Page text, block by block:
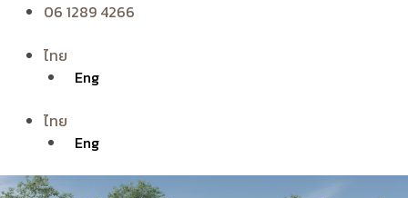
06 1289 4266
ไทย
Eng
ไทย
Eng